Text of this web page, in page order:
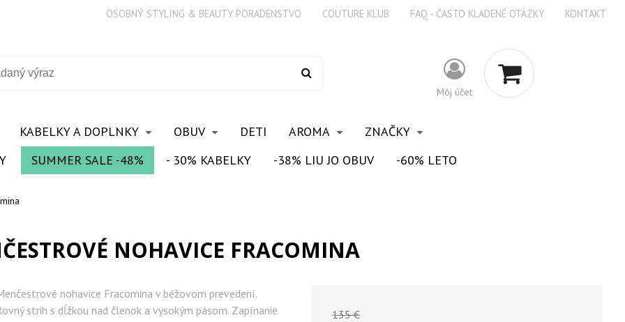
OSOBNÝ STYLING & BEAUTY PORADENSTVO COUTURE KLUB FAQ - ČASTO KLADENÉ OTÁZKY KONTAKT
Môj účet
KABELKY A DOPLNKY OBUV DETI AROMA
ZNAČKY
SUMMER SALE -48% - 30% KABELKY -38% LIU JO OBUV -60% LETO
NOHAVICE FRACOMINA
135 €
nohavice Fracomina v béžovom prevedení.
strih s dĺžkou nad členok a vysokým pásom. Zapínanie